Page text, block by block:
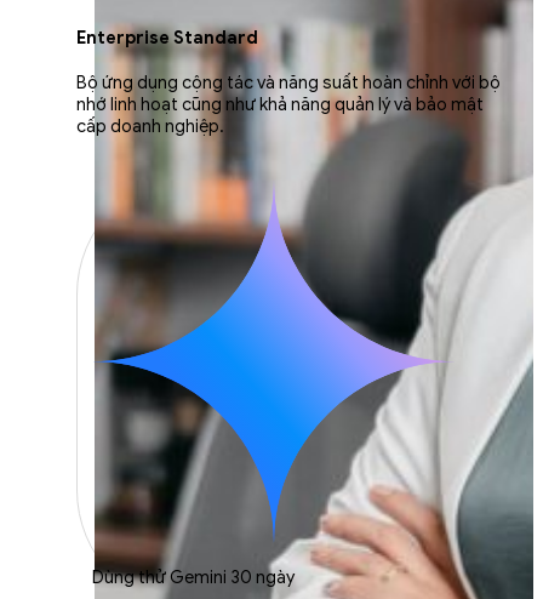
Enterprise Standard
Bộ ứng dụng cộng tác và năng suất hoàn chỉnh với bộ
nhớ linh hoạt cũng như khả năng quản lý và bảo mật
cấp doanh nghiệp.
Dùng thử Gemini 30 ngày